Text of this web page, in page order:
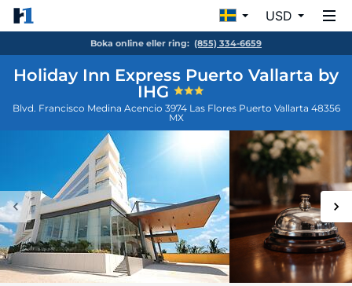
USD
Boka online eller ring: (855) 334-6659
Holiday Inn Express Puerto Vallarta by
IHG
Blvd. Francisco Medina Acencio 3974 Las Flores Puerto Vallarta 48356
MX